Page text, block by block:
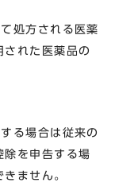
処方される医薬
された医薬品の
る場合は従来の
除を申告する場
ません。